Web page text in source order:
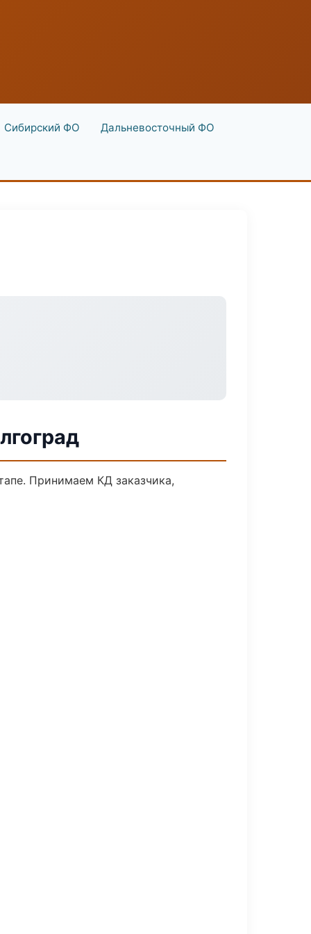
Сибирский ФО Дальневосточный ФО
Принимаем КД заказчика,